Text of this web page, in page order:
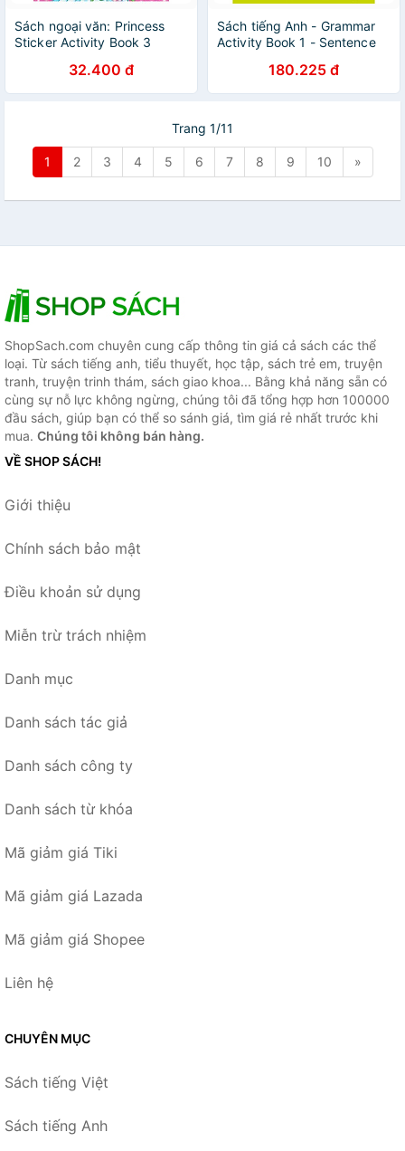
Sách ngoại văn: Princess
Sticker Activity Book 3
32.400 đ
Sách tiếng Anh - Grammar
Activity Book 1 - Sentence
180.225 đ
Trang 1/11
1 2 3 4 5 6 7 8 9 10 »
ShopSach.com chuyên cung cấp thông tin giá cả sách các thể
loại. Từ sách tiếng anh, tiểu thuyết, học tập, sách trẻ em, truyện
tranh, truyện trinh thám, sách giao khoa... Bằng khả năng sẵn có
cùng sự nỗ lực không ngừng, chúng tôi đã tổng hợp hơn 100000
đầu sách, giúp bạn có thể so sánh giá, tìm giá rẻ nhất trước khi
mua. Chúng tôi không bán hàng.
VỀ SHOP SÁCH!
Giới thiệu
Chính sách bảo mật
Điều khoản sử dụng
Miễn trừ trách nhiệm
Danh mục
Danh sách tác giả
Danh sách công ty
Danh sách từ khóa
Mã giảm giá Tiki
Mã giảm giá Lazada
Mã giảm giá Shopee
Liên hệ
CHUYÊN MỤC
Sách tiếng Việt
Sách tiếng Anh